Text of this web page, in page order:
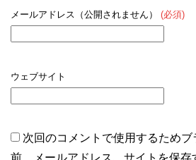
メールアドレス（公開されません） (必須)
ウェブサイト
次回のコメントで使用するため